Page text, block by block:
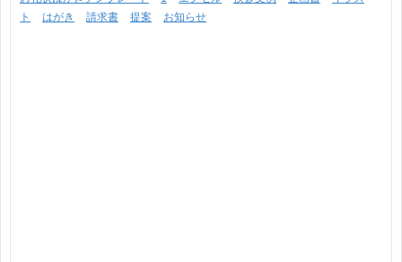
ト
はがき 請求書 提案 お知らせ